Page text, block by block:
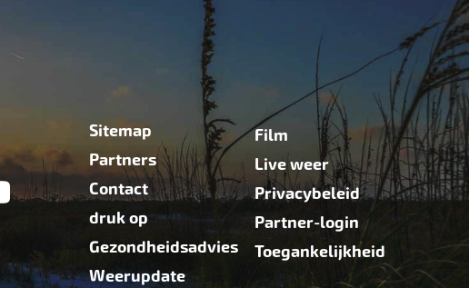
Sitemap
Partners
Contact
druk op
Gezondheidsadvies
Weerupdate
Film
Live weer
Privacybeleid
Partner-login
Toegankelijkheid